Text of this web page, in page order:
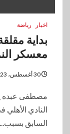
اخبار رياضة
بداية
معسكر
مصطفى عبده
النادي
السابق بسبب...